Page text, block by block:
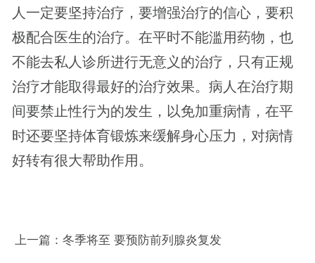
人一定要坚持治疗，要增强治疗的信心，要积
极配合医生的治疗。在平时不能滥用药物，也
不能去私人诊所进行无意义的治疗，只有正规
治疗才能取得最好的治疗效果。病人在治疗期
间要禁止性行为的发生，以免加重病情，在平
时还要坚持体育锻炼来缓解身心压力，对病情
好转有很大帮助作用。
上一篇： 冬季将至 要预防前列腺炎复发